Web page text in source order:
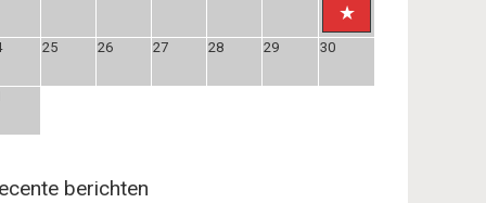
25 26 27 28 29 30
berichten